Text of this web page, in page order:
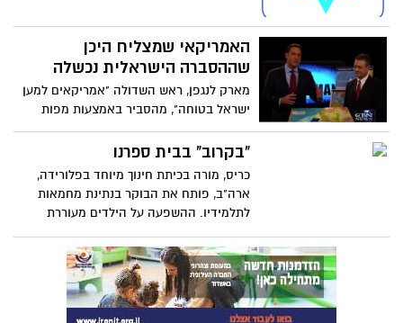
האמריקאי שמצליח היכן
שההסברה הישראלית נכשלה
מארק לנגפן, ראש השדולה "אמריקאים למען
ישראל בטוחה", מהסביר באמצעות מפות
וכלים מיוחדים שפיתח את הבעיה האמיתית
של ישראל. צפו בהסבר המרתק שלו, וגם -
טיימס, עיתון הידוע בדעותיו האנטי-ישראליות,
ללא מילים.
"בקרוב" בבית ספרנו
כריס, מורה בכיתת חינוך מיוחד בפלורידה,
ארה"ב, פותח את הבוקר בנתינת מחמאות
לתלמידיו. ההשפעה על הילדים מעוררת